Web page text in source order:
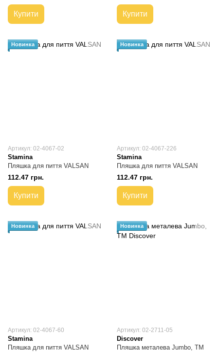
Купити Купити
Новинка
Артикул: 02-4067-02
Stamina
Пляшка для пиття VALSAN
112.47 грн.
Купити
Новинка
Артикул: 02-4067-226
Stamina
Пляшка для пиття VALSAN
112.47 грн.
Купити
Новинка
Артикул: 02-4067-60
Stamina
Пляшка для пиття VALSAN
Новинка
Артикул: 02-2711-05
Discover
Пляшка металева Jumbo, TM